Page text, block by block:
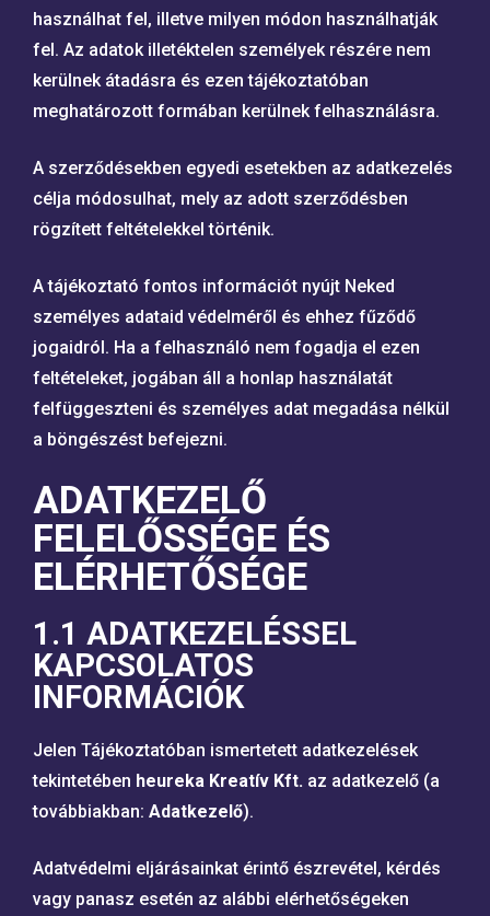
használhat fel, illetve milyen módon használhatják
fel. Az adatok illetéktelen személyek részére nem
kerülnek átadásra és ezen tájékoztatóban
meghatározott formában kerülnek felhasználásra.
A szerződésekben egyedi esetekben az adatkezelés
célja módosulhat, mely az adott szerződésben
rögzített feltételekkel történik.
A tájékoztató fontos információt nyújt Neked
személyes adataid védelméről és ehhez fűződő
jogaidról. Ha a felhasználó nem fogadja el ezen
feltételeket, jogában áll a honlap használatát
felfüggeszteni és személyes adat megadása nélkül
a böngészést befejezni.
ADATKEZELŐ
FELELŐSSÉGE ÉS
ELÉRHETŐSÉGE
1.1 ADATKEZELÉSSEL
KAPCSOLATOS
INFORMÁCIÓK
Jelen Tájékoztatóban ismertetett adatkezelések
tekintetében heureka Kreatív Kft. az adatkezelő (a
továbbiakban: Adatkezelő).
Adatvédelmi eljárásainkat érintő észrevétel, kérdés
vagy panasz esetén az alábbi elérhetőségeken